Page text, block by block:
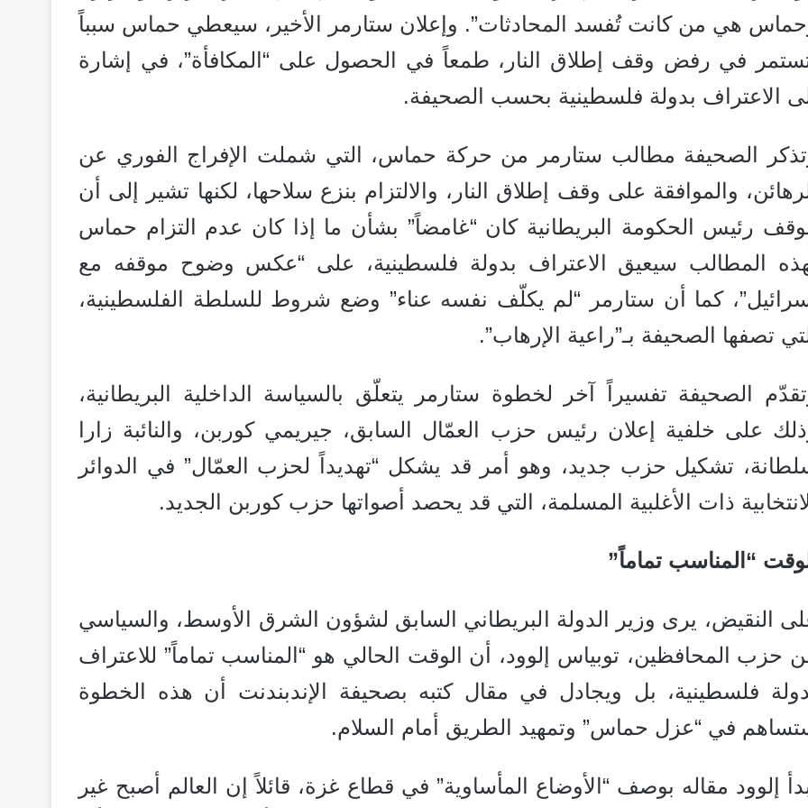
هي من كانت تُفسد المحادثات”. وإعلان ستارمر الأخير، سيعطي حماس سبباً
في رفض وقف إطلاق النار، طمعاً في الحصول على “المكافأة”، في إشارة
الاعتراف بدولة فلسطينية بحسب الصحيفة.
الصحيفة مطالب ستارمر من حركة حماس، التي شملت الإفراج الفوري عن
والموافقة على وقف إطلاق النار، والالتزام بنزع سلاحها، لكنها تشير إلى أن
رئيس الحكومة البريطانية كان “غامضاً” بشأن ما إذا كان عدم التزام حماس
المطالب سيعيق الاعتراف بدولة فلسطينية، على “عكس وضوح موقفه مع
كما أن ستارمر “لم يكلّف نفسه عناء” وضع شروط للسلطة الفلسطينية،
تصفها الصحيفة بـ”راعية الإرهاب”.
الصحيفة تفسيراً آخر لخطوة ستارمر يتعلّق بالسياسة الداخلية البريطانية،
على خلفية إعلان رئيس حزب العمّال السابق، جيريمي كوربن، والنائبة زارا
تشكيل حزب جديد، وهو أمر قد يشكل “تهديداً لحزب العمّال” في الدوائر
ذات الأغلبية المسلمة، التي قد يحصد أصواتها حزب كوربن الجديد.
“المناسب تماماً”
النقيض، يرى وزير الدولة البريطاني السابق لشؤون الشرق الأوسط، والسياسي
حزب المحافظين، توبياس إلوود، أن الوقت الحالي هو “المناسب تماماً” للاعتراف
فلسطينية، بل ويجادل في مقال كتبه بصحيفة الإندبندنت أن هذه الخطوة
في “عزل حماس” وتمهيد الطريق أمام السلام.
إلوود مقاله بوصف “الأوضاع المأساوية” في قطاع غزة، قائلاً إن العالم أصبح غير